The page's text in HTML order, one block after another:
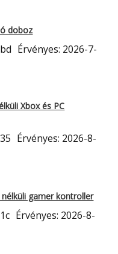
doboz
Érvényes: 2026-7-
Xbox és PC
Érvényes: 2026-8-
gamer kontroller
Érvényes: 2026-8-